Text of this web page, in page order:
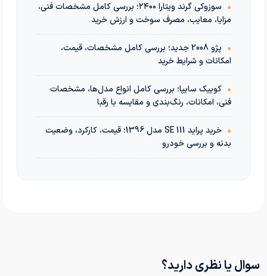
•
سوزوکی گرند ویتارا ۲۴۰۰؛ بررسی کامل مشخصات فنی،
مزایا، معایب، مصرف سوخت و ارزش خرید
•
پژو 2008 جدید؛ بررسی کامل مشخصات، قیمت،
امکانات و شرایط خرید
• کوییک سایپا؛ بررسی کامل انواع مدل‌ها، مشخصات
فنی، امکانات، رنگ‌بندی و مقایسه با رقبا
•
خرید پراید 111 SE مدل 1396؛ قیمت، کارکرد، وضعیت
بدنه و بررسی خودرو
سوال یا نظری دارید؟